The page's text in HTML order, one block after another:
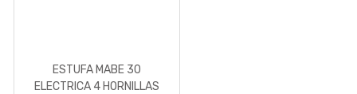
ESTUFA MABE 30
ELECTRICA 4 HORNILLAS